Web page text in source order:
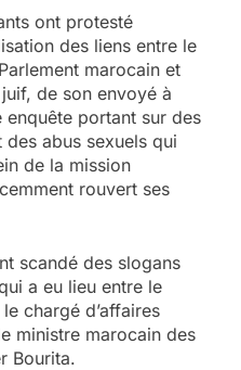
ont protesté
des liens entre le
marocain et
de son envoyé à
enquête portant sur des
abus sexuels qui
de la mission
rouvert ses
scandé des slogans
a eu lieu entre le
chargé d’affaires
ministre marocain des
Bourita.